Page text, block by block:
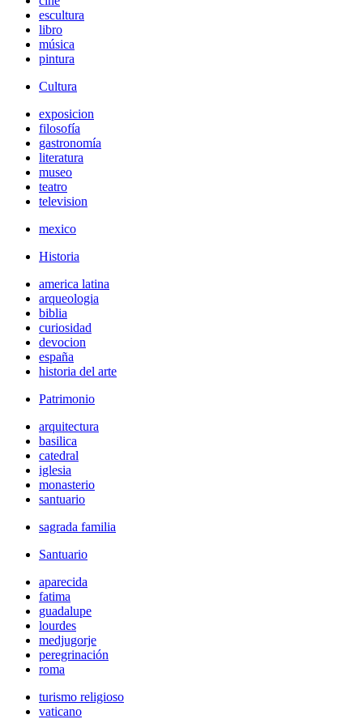
escultura
libro
música
pintura
Cultura
exposicion
filosofía
gastronomía
literatura
museo
teatro
television
mexico
Historia
america latina
arqueologia
biblia
curiosidad
devocion
españa
historia del arte
Patrimonio
arquitectura
basilica
catedral
iglesia
monasterio
santuario
sagrada familia
Santuario
aparecida
fatima
guadalupe
lourdes
medjugorje
peregrinación
roma
turismo religioso
vaticano